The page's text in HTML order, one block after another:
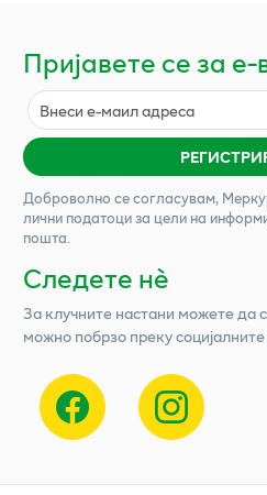
Пријавете се за е-
Доброволно се согласувам,
лични податоци за цели на
пошта.
Следете нѐ
За клучните настани можете да
можно побрзо преку